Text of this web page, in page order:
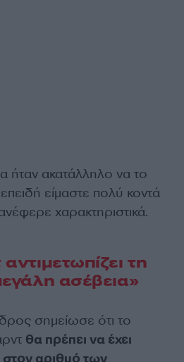
ήταν ακατάλληλο να το
είμαστε πολύ κοντά
χαρακτηριστικά.
τη
ασέβεια»
σημείωσε ότι το
θα πρέπει να έχει
αριθμό των